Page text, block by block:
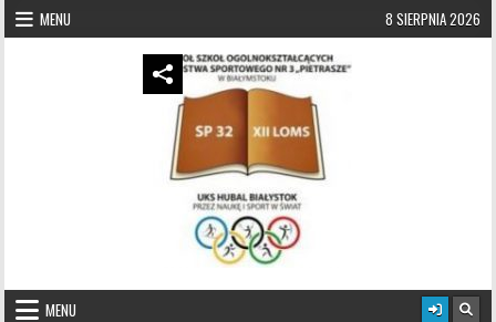
Skip to content
MENU 8 SIERPNIA 2026
UKS Hubal Białystok
MENU